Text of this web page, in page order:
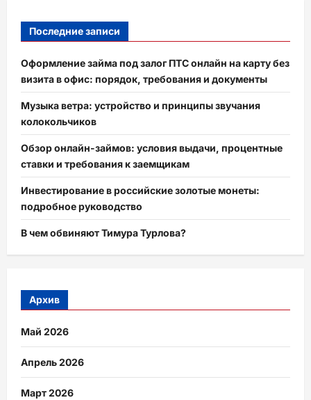
Последние записи
Оформление займа под залог ПТС онлайн на карту без
визита в офис: порядок, требования и документы
Музыка ветра: устройство и принципы звучания
колокольчиков
Обзор онлайн-займов: условия выдачи, процентные
ставки и требования к заемщикам
Инвестирование в российские золотые монеты:
подробное руководство
В чем обвиняют Тимура Турлова?
Архив
Май 2026
Апрель 2026
Март 2026